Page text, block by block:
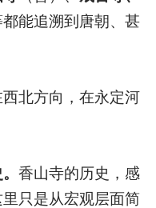
能追溯到唐朝、甚
北方向，在永定河
香山寺的历史，感
只是从宏观层面简